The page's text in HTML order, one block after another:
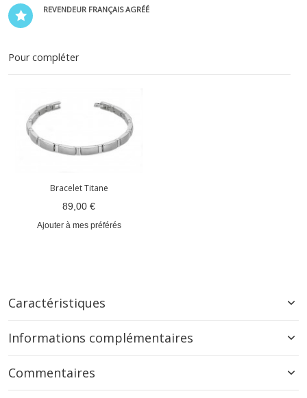
REVENDEUR FRANÇAIS AGRÉÉ
Pour compléter
Bracelet Titane
89,00 €
Ajouter à mes préférés
Caractéristiques
Informations complémentaires
Commentaires